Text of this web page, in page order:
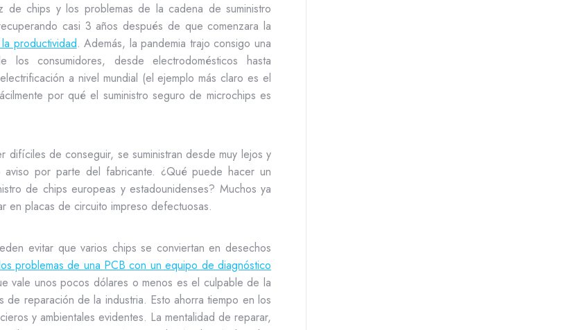
chips y los problemas de la cadena de suministro
casi 3 años después de que comenzara la
productividad. Además, la pandemia trajo consigo una
consumidores, desde electrodomésticos hasta
a nivel mundial (el ejemplo más claro es el
por qué el suministro seguro de microchips es
de conseguir, se suministran desde muy lejos y
por parte del fabricante. ¿Qué puede hacer un
de chips europeas y estadounidenses? Muchos ya
en placas de circuito impreso defectuosas.
evitar que varios chips se conviertan en desechos
problemas de una PCB con un equipo de diagnóstico
vale unos pocos dólares o menos es el culpable de la
reparación de la industria. Esto ahorra tiempo en los
y ambientales evidentes. La mentalidad de reparar,